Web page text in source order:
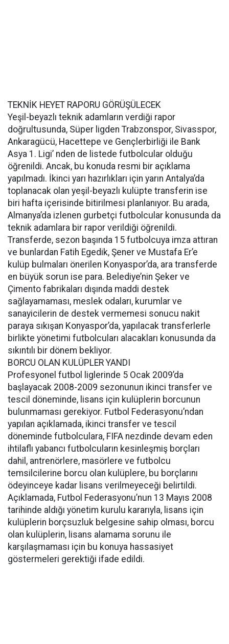
TEKNİK HEYET RAPORU GÖRÜŞÜLECEK
Yeşil-beyazlı teknik adamların verdiği rapor
doğrultusunda, Süper ligden Trabzonspor, Sivasspor,
Ankaragücü, Hacettepe ve Gençlerbirliği ile Bank
Asya 1. Ligi’ nden de listede futbolcular olduğu
öğrenildi. Ancak, bu konuda resmi bir açıklama
yapılmadı. İkinci yarı hazırlıkları için yarın Antalya’da
toplanacak olan yeşil-beyazlı kulüpte transferin ise
biri hafta içerisinde bitirilmesi planlanıyor. Bu arada,
Almanya’da izlenen gurbetçi futbolcular konusunda da
teknik adamlara bir rapor verildiği öğrenildi.
Transferde, sezon başında 15 futbolcuya imza attıran
ve bunlardan Fatih Egedik, Şener ve Mustafa Er’e
kulüp bulmaları önerilen Konyaspor’da, ara transferde
en büyük sorun ise para. Belediye’nin Şeker ve
Çimento fabrikaları dışında maddi destek
sağlayamaması, meslek odaları, kurumlar ve
sanayicilerin de destek vermemesi sonucu nakit
paraya sıkışan Konyaspor’da, yapılacak transferlerle
birlikte yönetimi futbolcuları alacakları konusunda da
sıkıntılı bir dönem bekliyor.
BORCU OLAN KULÜPLER YANDI
Profesyonel futbol liglerinde 5 Ocak 2009’da
başlayacak 2008-2009 sezonunun ikinci transfer ve
tescil döneminde, lisans için kulüplerin borcunun
bulunmaması gerekiyor. Futbol Federasyonu’ndan
yapılan açıklamada, ikinci transfer ve tescil
döneminde futbolculara, FIFA nezdinde devam eden
ihtilaflı yabancı futbolcuların kesinleşmiş borçları
dahil, antrenörlere, masörlere ve futbolcu
temsilcilerine borcu olan kulüplere, bu borçlarını
ödeyinceye kadar lisans verilmeyeceği belirtildi.
Açıklamada, Futbol Federasyonu’nun 13 Mayıs 2008
tarihinde aldığı yönetim kurulu kararıyla, lisans için
kulüplerin borçsuzluk belgesine sahip olması, borcu
olan kulüplerin, lisans alamama sorunu ile
karşılaşmaması için bu konuya hassasiyet
göstermeleri gerektiği ifade edildi.